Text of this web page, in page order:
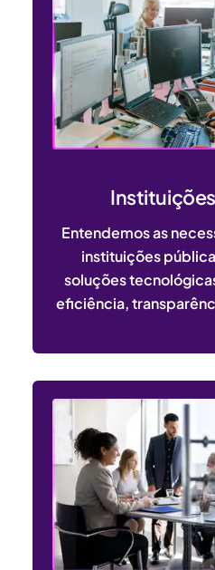
Entendemos as
instituições
soluções
eficiência,